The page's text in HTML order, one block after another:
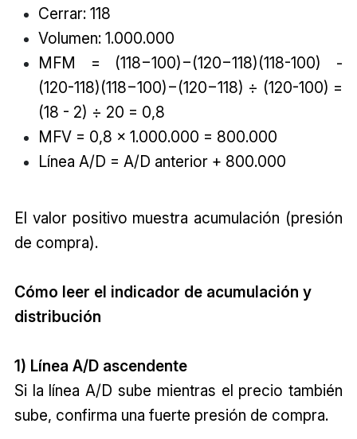
Cerrar: 118
Volumen: 1.000.000
MFM = (118−100)−(120−118)(118-100) -
(120-118)(118−100)−(120−118) ÷ (120-100) =
(18 - 2) ÷ 20 = 0,8
MFV = 0,8 × 1.000.000 = 800.000
Línea A/D = A/D anterior + 800.000
El valor positivo muestra acumulación (presión
de compra).
Cómo leer el indicador de acumulación y
distribución
1) Línea A/D ascendente
Si la línea A/D sube mientras el precio también
sube, confirma una fuerte presión de compra.